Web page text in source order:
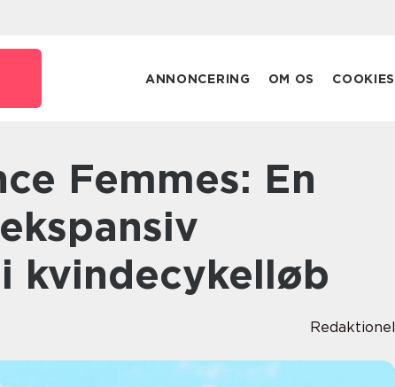
ANNONCERING OM OS COOKIES
kvindecykelløb
Redaktionel